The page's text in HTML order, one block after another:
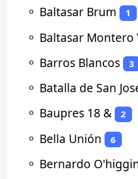
⚬ Baltasar Brum 1
⚬ Baltasar
⚬ Barros Blancos 3
⚬ Batalla de San
⚬ Baupres 18 & 2
⚬ Bella Unión 6
⚬ Bernardo